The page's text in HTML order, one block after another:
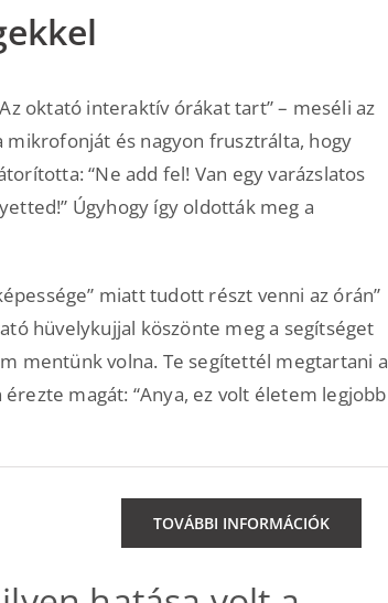
oktató interaktív órákat tart” – meséli az
mikrofonját és nagyon frusztrálta, hogy
“Ne add fel! Van egy varázslatos
Úgyhogy így oldották meg a
miatt tudott részt venni az órán”
hüvelykujjal köszönte meg a segítséget
mentünk volna. Te segítettél megtartani a
magát: “Anya, ez volt életem legjobb
TOVÁBBI INFORMÁCIÓK